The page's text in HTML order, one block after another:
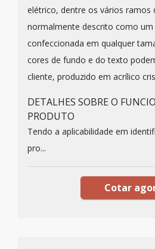
elétrico, dentre os vários ramos
normalmente descrito como
confeccionada em qualquer
cores de fundo e do texto
cliente, produzido em acrílico
DETALHES SOBRE O
PRODUTO
Tendo a aplicabilidade em
pro...
Cotar